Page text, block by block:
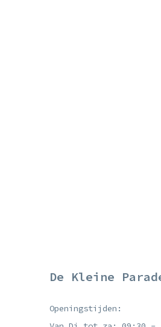
De Kleine
Openingstijden: